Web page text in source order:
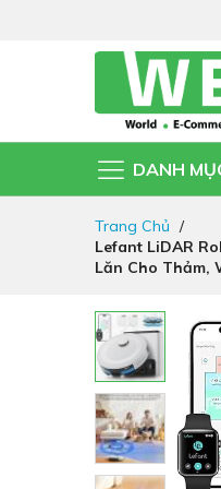
DANH
Trang Chủ
Lefant LiDAR
Lăn Cho Thảm,
Chuyển
đến
phần
đầu
của
thư
viện